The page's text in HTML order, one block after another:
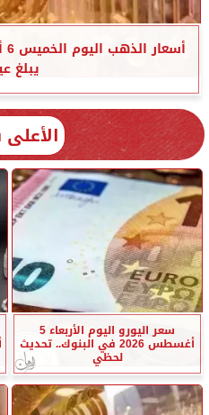
يبلغ
سعر اليورو اليوم الأربعاء 5
أغسطس 2026 في البنوك.. تحديث
لحظي